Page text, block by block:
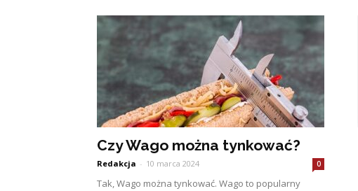
Czy Wago można tynkować?
Redakcja - 10 marca 2024 0
Tak, Wago można tynkować. Wago to popularny